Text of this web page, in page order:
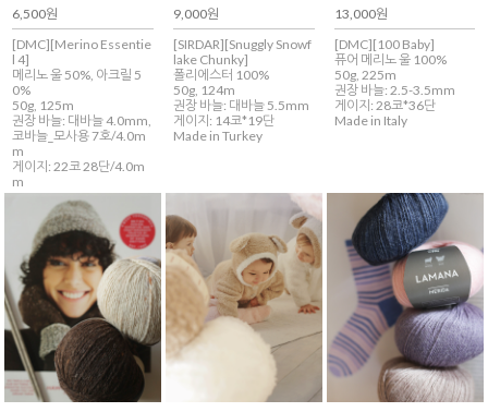
6,500원
[DMC][Merino Essentie
l 4]
메리노 울 50%, 아크릴 5
0%
50g, 125m
권장 바늘: 대바늘 4.0mm,
코바늘_모사용 7호/4.0m
m
게이지: 22코 28단/4.0m
m
9,000원
[SIRDAR][Snuggly Snowf
lake Chunky]
폴리에스터 100%
50g, 124m
권장 바늘: 대바늘 5.5mm
게이지: 14코*19단
Made in Turkey
13,000원
[DMC][100 Baby]
퓨어 메리노 울 100%
50g, 225m
권장 바늘: 2.5-3.5mm
게이지: 28코*36단
Made in Italy